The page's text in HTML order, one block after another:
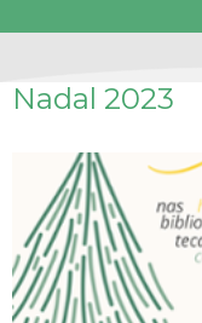
Nadal 2023